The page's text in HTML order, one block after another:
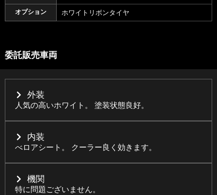
オプション ホワイトリボンタイヤ
委託販売車両
外装
人気の高いホワイト。 塗装状態良好。
内装
べロアシート。 クーラー良く効きます。
機関
特に問題ございません。